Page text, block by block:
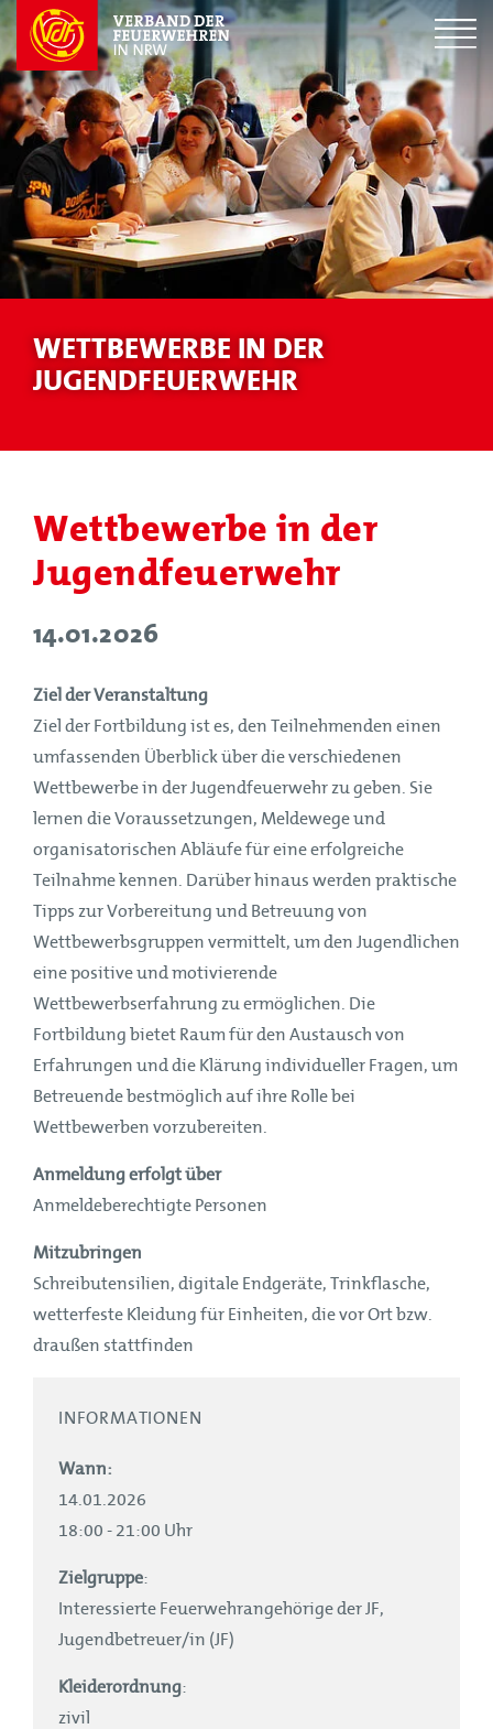
WETTBEWERBE IN DER
JUGENDFEUERWEHR
Wettbewerbe in der
Jugendfeuerwehr
14.01.2026
Ziel der Veranstaltung
Ziel der Fortbildung ist es, den Teilnehmenden einen
umfassenden Überblick über die verschiedenen
Wettbewerbe in der Jugendfeuerwehr zu geben. Sie
lernen die Voraussetzungen, Meldewege und
organisatorischen Abläufe für eine erfolgreiche
Teilnahme kennen. Darüber hinaus werden praktische
Tipps zur Vorbereitung und Betreuung von
Wettbewerbsgruppen vermittelt, um den Jugendlichen
eine positive und motivierende
Wettbewerbserfahrung zu ermöglichen. Die
Fortbildung bietet Raum für den Austausch von
Erfahrungen und die Klärung individueller Fragen, um
Betreuende bestmöglich auf ihre Rolle bei
Wettbewerben vorzubereiten.
Anmeldung erfolgt über
Anmeldeberechtigte Personen
Mitzubringen
Schreibutensilien, digitale Endgeräte, Trinkflasche,
wetterfeste Kleidung für Einheiten, die vor Ort bzw.
draußen stattfinden
INFORMATIONEN
Wann:
14.01.2026
18:00 - 21:00 Uhr
Zielgruppe:
Interessierte Feuerwehrangehörige der JF,
Jugendbetreuer/in (JF)
Kleiderordnung:
zivil